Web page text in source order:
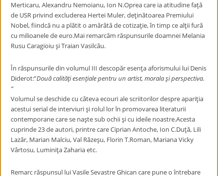
Merticaru, Alexandru Nemoianu, Ion N.Oprea care ia atitudine faţă
de USR privind excluderea Hertei Muler, deţinătoarea Premiului
Nobel, fiindcă nu a plătit o amărâtă de cotizaţie, în timp ce alţii fură
cu milioanele de euro.Mai remarcăm răspunsurile doamnei Melania
Rusu Caragioiu şi Traian Vasilcău.
În răspunsurile din volumul III descopăr esenţa aforismului lui Denis
Diderot:”Două calităţi esenţiale pentru un artist, morala şi perspectiva.
“
Volumul se deschide cu câteva ecouri ale scriitorilor despre apariţia
acestui serial de interviuri şi rolul lor în promovarea literaturii
contemporane care se naşte sub ochii şi cu ideile noastre.Acesta
cuprinde 23 de autori, printre care Ciprian Antoche, Ion C.Duţă, Lili
Lazăr, Marian Malciu, Val Răzeşu, Florin T.Roman, Mariana Vicky
Vârtosu, Luminiţa Zaharia etc.
Remarc răspunsul lui Vasile Sevastre Ghican care pune o întrebare